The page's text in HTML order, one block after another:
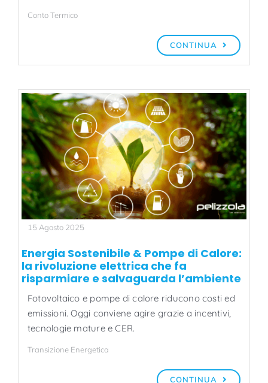
Conto Termico
CONTINUA
15 Agosto 2025
Energia Sostenibile & Pompe di Calore:
la rivoluzione elettrica che fa
risparmiare e salvaguarda l’ambiente
Fotovoltaico e pompe di calore riducono costi ed
emissioni. Oggi conviene agire grazie a incentivi,
tecnologie mature e CER.
Transizione Energetica
CONTINUA